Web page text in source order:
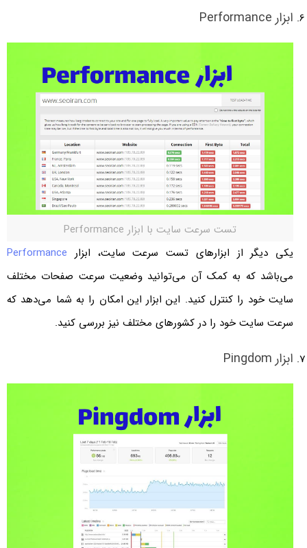
ابزار Performance
تست سرعت سایت با ابزار Performance
یکی دیگر از ابزارهای تست سرعت سایت، ابزار Performance
می‌باشد که به کمک آن می‌توانید وضعیت سرعت صفحات مختلف
سایت خود را کنترل کنید. این ابزار این امکان را به شما می‌دهد که
سرعت سایت خود را در کشورهای مختلف نیز بررسی کنید.
ابزار Pingdom